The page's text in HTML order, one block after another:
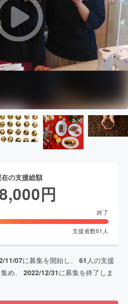
の支援総額
円
終了
支援者数61 人
11/07に募集を開始し、 61 人の支援
め、 2022/12/31に募集を終了しま